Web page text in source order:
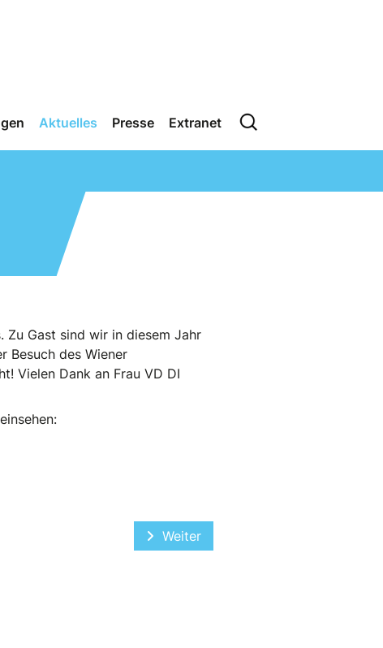
Aktuelles Presse Extranet
Zu Gast sind wir in diesem Jahr
Besuch des Wiener
Vielen Dank an Frau VD DI
Nächster Beitrag: Cool Risks
Weiter